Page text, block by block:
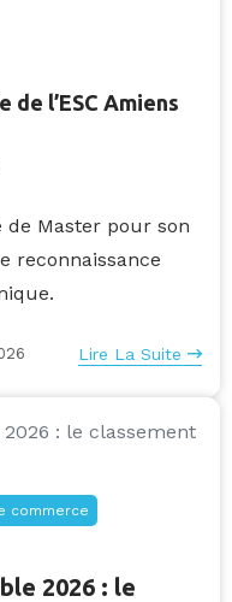
de l’ESC Amiens
de Master pour son
reconnaissance
Lire La Suite
commerce
2026 : le